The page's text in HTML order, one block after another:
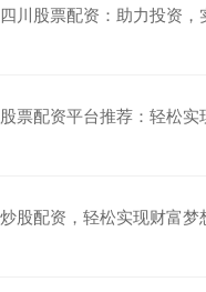
四川股票配资：助力投资，
股票配资平台推荐：轻松实
炒股配资，轻松实现财富梦